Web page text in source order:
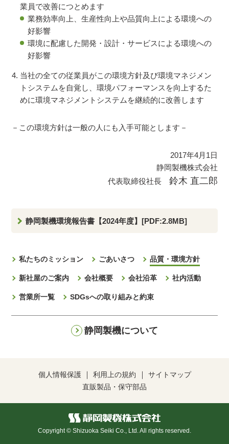
業員で改善につとめます
業務効率向上、生産性向上や品質向上による環境への
好影響
環境に配慮した開発・設計・サービスによる環境への
好影響
当社の全ての従業員がこの環境方針及び環境マネジメン
トシステムを自覚し、環境パフォーマンスを向上するた
めに環境マネジメントシステムを継続的に改善します
－この環境方針は一般の人にも入手可能とします－
2017年4月1日
静岡製機株式会社
代表取締役社長 鈴木 直二郎
静岡製機環境報告書【2024年度】[PDF:2.8MB]
私たちのミッション ごあいさつ 品質・環境方針
新社屋のご案内 会社概要 会社沿革 社内活動
営業所一覧 SDGsへの取り組みと約束
静岡製機について
個人情報保護 利用上の規約
サイトマップ
直販製品・保守部品
Copyright © Shizuoka Seiki Co., Ltd. All rights reserved.